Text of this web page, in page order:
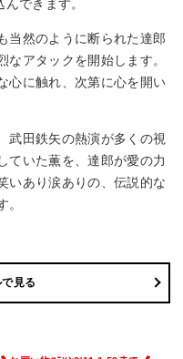
できます。
当然のように断られた達郎
アタックを開始します。
心に触れ、次第に心を開い
武田鉄矢の熱演が多くの視
ていた薫を、達郎が愛の力
いあり涙ありの、伝説的な
。
見る